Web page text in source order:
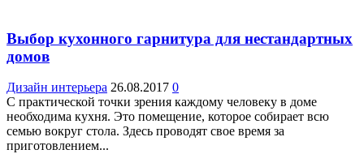
Выбор кухонного гарнитура для нестандартных
домов
Дизайн интерьера 26.08.2017 0
С практической точки зрения каждому человеку в доме
необходима кухня. Это помещение, которое собирает всю
семью вокруг стола. Здесь проводят свое время за
приготовлением...